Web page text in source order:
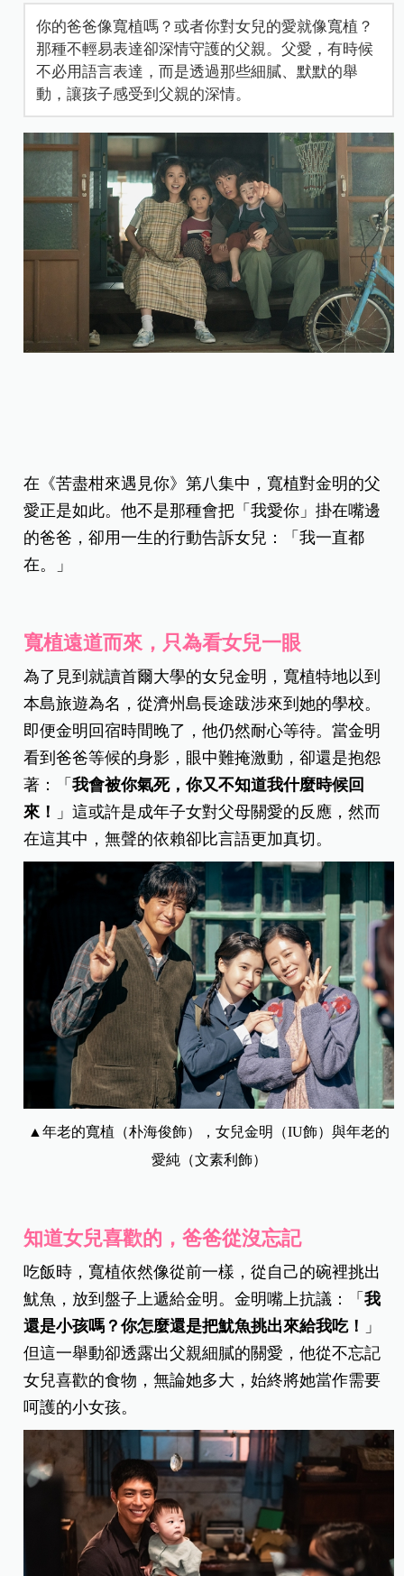
你的爸爸像寬植嗎？或者你對女兒的愛就像寬植？
那種不輕易表達卻深情守護的父親。父愛，有時候
不必用語言表達，而是透過那些細膩、默默的舉
動，讓孩子感受到父親的深情。
在《苦盡柑來遇見你》第八集中，寬植對金明的父
愛正是如此。他不是那種會把「我愛你」掛在嘴邊
的爸爸，卻用一生的行動告訴女兒：「我一直都
在。」
寬植遠道而來，只為看女兒一眼
為了見到就讀首爾大學的女兒金明，寬植特地以到
本島旅遊為名，從濟州島長途跋涉來到她的學校。
即便金明回宿時間晚了，他仍然耐心等待。當金明
看到爸爸等候的身影，眼中難掩激動，卻還是抱怨
著：「我會被你氣死，你又不知道我什麼時候回
來！
」這或許是成年子女對父母關愛的反應，然而
在這其中，無聲的依賴卻比言語更加真切。
▲年老的寬植（朴海俊飾），女兒金明（IU飾）與年老的
愛純（文素利飾）
知道女兒喜歡的，爸爸從沒忘記
吃飯時，寬植依然像從前一樣，從自己的碗裡挑出
魷魚，放到盤子上遞給金明。金明嘴上抗議：「我
還是小孩嗎？你怎麼還是把魷魚挑出來給我吃！
」
但這一舉動卻透露出父親細膩的關愛，他從不忘記
女兒喜歡的食物，無論她多大，始終將她當作需要
呵護的小女孩。